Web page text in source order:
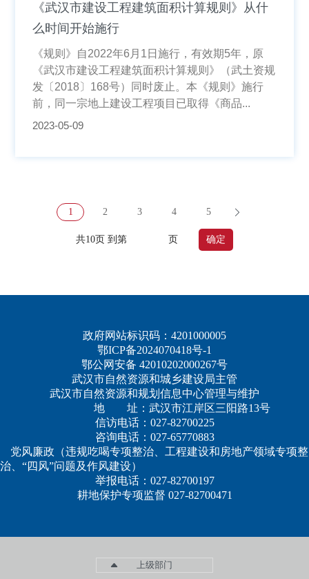
《武汉市建设工程建筑面积计算规则》从什
么时间开始施行
《规则》自2022年6月1日施行，有效期5年，原
《武汉市建设工程建筑面积计算规则》（武土资规
发〔2018〕168号）同时废止。本《规则》施行
前，同一宗地上建设工程项目已取得《商品...
2023-05-09
1 2 3 4 5
共10页 到第 页 确定
政府网站标识码：4201000005
鄂ICP备2024070418号-1
鄂公网安备 42010202000267号
武汉市自然资源和城乡建设局主管
武汉市自然资源和规划信息中心管理与维护
地 址：武汉市江岸区三阳路13号
信访电话：027-82700225
咨询电话：027-65770883
党风廉政（违规吃喝专项整治、工程建设和房地产领域专项整
治、“四风”问题及作风建设）
举报电话：027-82700197
耕地保护专项监督 027-82700471
上级部门